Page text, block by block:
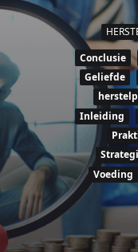
Conclusie
Geliefde
Inleiding
Voeding